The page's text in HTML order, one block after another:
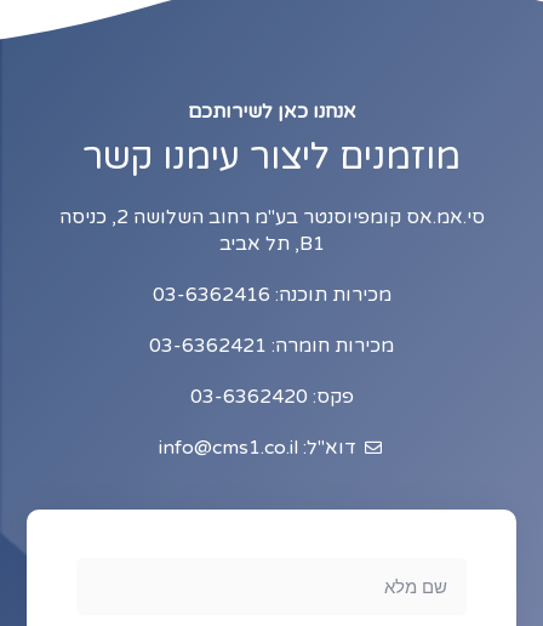
אנחנו כאן לשירותכם
מוזמנים ליצור עימנו קשר
סי.אמ.אס קומפיוסנטר בע"מ רחוב השלושה 2, כניסה
B1, תל אביב
מכירות תוכנה: 03-6362416
מכירות חומרה: 03-6362421
פקס: 03-6362420
דוא"ל: info@cms1.co.il